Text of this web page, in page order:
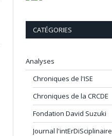
CATÉGORIES
Analyses
Chroniques de l'ISE
Chroniques de la CRCDE
Fondation David Suzuki
Journal l'intErDiSciplinaire